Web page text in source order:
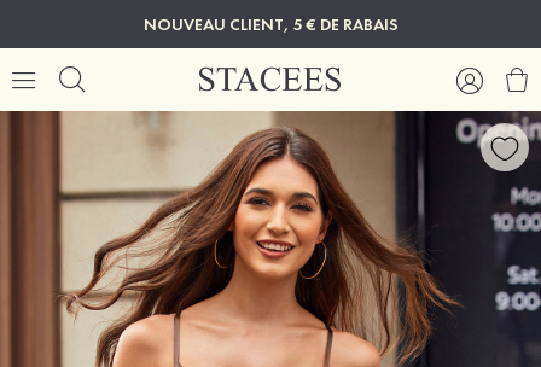
NOUVEAU CLIENT, 5 € DE RABAIS